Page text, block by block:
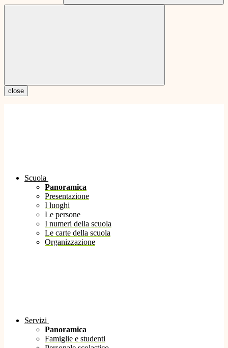
close
Scuola
Panoramica
Presentazione
I luoghi
Le persone
I numeri della scuola
Le carte della scuola
Organizzazione
Servizi
Panoramica
Famiglie e studenti